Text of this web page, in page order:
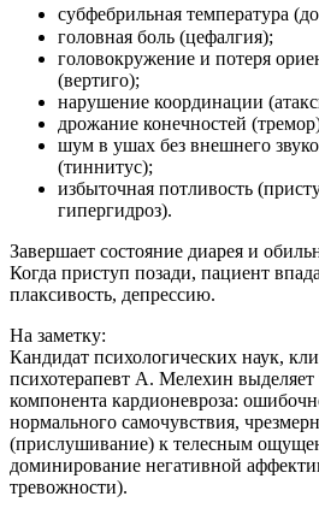
субфебрильная температура
головная боль (цефалгия);
головокружение и потеря
(вертиго);
нарушение координации
дрожание конечностей
шум в ушах без внешнего
(тиннитус);
избыточная потливость
гипергидроз).
Завершает состояние диарея и
Когда приступ позади, пациент
плаксивость, депрессию.
На заметку:
Кандидат психологических наук,
психотерапевт А. Мелехин
компонента кардионевроза:
нормального самочувствия,
(прислушивание) к телесным
доминирование негативной
тревожности).